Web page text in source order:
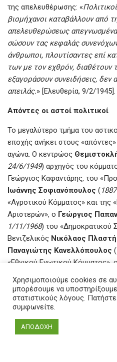
της απελευθέρωσης: «
βιομήχανοι καταβάλλουν από
απελευθερώσεως
σώσουν τας κεφαλάς
άνθρωποι, πλουτίσαντες επί
των με τον εχθρόν, δια­θέτουν
εξαγοράσουν συνειδήσεις,
απειλάς.» [Ελευθερία, 9/2/1945].
Απόντες οι αστοί πολιτικοί
Το μεγαλύτερο τμήμα του
εποχής ανήκει στους
αγώνα. Ο κεντρώος
24/6/1949) αρχηγός του
Γεώργιος Καφαντάρης, του
Ιωάννης Σοφιανόπουλος (
«Αγροτικού Κόμματος» και
Αριστερών», ο Γεώργιος
1/11/1968) του «Δημοκρατικού
Βενιζελικός Νικόλαος
Παναγιώτης Κανελλόπουλος (
«Εθνικού Ενωτικού Κόμματος», ο
8/3/1907-23/4/1998
αποτελούν μερικά τρανταχτά
εκφραστών της αστικής τάξης
ορισμένοι και τυπικά, ενώ ο
29/3/1966), υπαρχηγός του
καθοδήγησε την ίδρυση των
Χρησιμοποιούμε cookies σε
μπορέσουμε να υποστηρίξουμε
στατιστικούς λόγους.
συμφωνείτε.
ΑΠΟΔΟΧΗ